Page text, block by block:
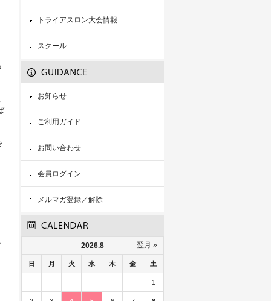
トライアスロン大会情報
スクール
お知らせ
ご利用ガイド
お問い合わせ
会員ログイン
メルマガ登録／解除
2026.8 翌月 »
日 月 火 水 木 金 土
1